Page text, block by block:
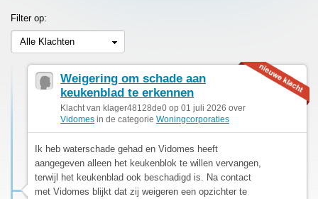
Filter op:
Alle Klachten
Weigering om schade aan
keukenblad te erkennen
Klacht van klager48128de0 op 01 juli 2026 over
Vidomes in de categorie Woningcorporaties
Ik heb waterschade gehad en Vidomes heeft
aangegeven alleen het keukenblok te willen vervangen,
terwijl het keukenblad ook beschadigd is. Na contact
met Vidomes blijkt dat zij weigeren een opzichter te